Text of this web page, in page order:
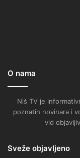
O nama
Niš TV je
poznatih novinara i
vid
Sveže objavljeno